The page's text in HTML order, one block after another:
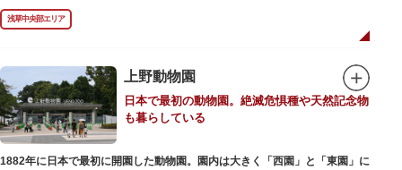
浅草中央部エリア
上野動物園
日本で最初の動物園。絶滅危惧種や天然記念物
も暮らしている
1882年に日本で最初に開園した動物園。園内は大きく「西園」と「東園」に